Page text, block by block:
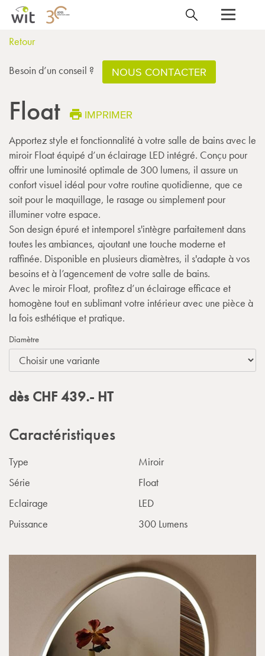
Retour
Besoin d’un conseil ? NOUS CONTACTER
Float IMPRIMER
Apportez style et fonctionnalité à votre salle de bains avec le
miroir Float équipé d’un éclairage LED intégré. Conçu pour
offrir une luminosité optimale de 300 lumens, il assure un
confort visuel idéal pour votre routine quotidienne, que ce
soit pour le maquillage, le rasage ou simplement pour
illuminer votre espace.
Son design épuré et intemporel s'intègre parfaitement dans
toutes les ambiances, ajoutant une touche moderne et
raffinée. Disponible en plusieurs diamètres, il s'adapte à vos
besoins et à l’agencement de votre salle de bains.
Avec le miroir Float, profitez d’un éclairage efficace et
homogène tout en sublimant votre intérieur avec une pièce à
la fois esthétique et pratique.
Diamètre
dès CHF439.- HT
Caractéristiques
Type
Miroir
Série
Float
Eclairage
LED
Puissance
300 Lumens